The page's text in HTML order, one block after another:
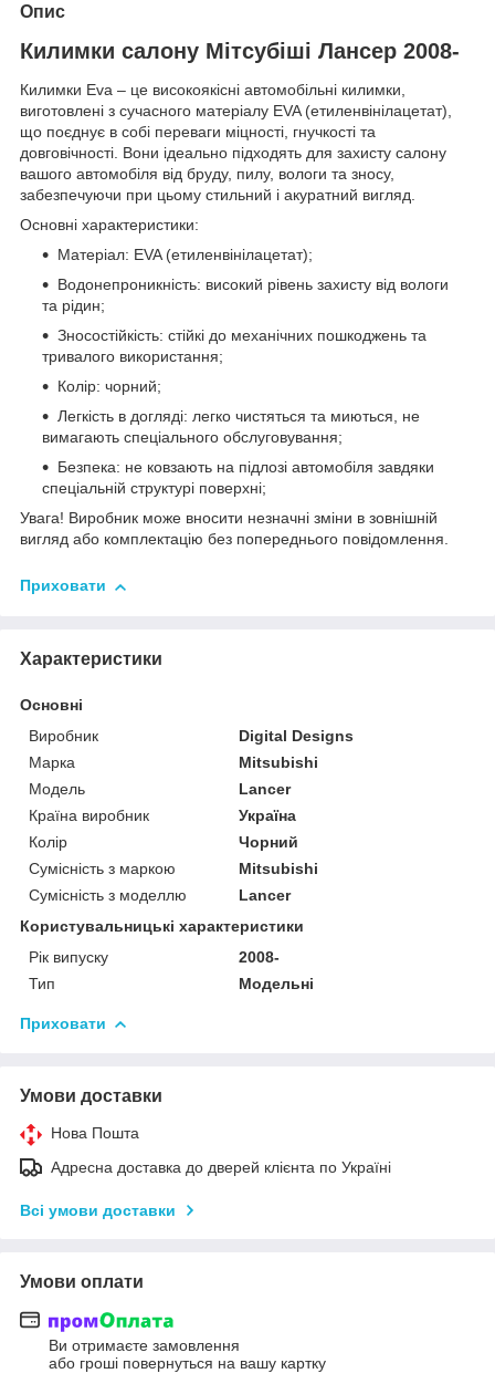
Опис
Килимки салону Мітсубіші Лансер 2008-
Килимки Eva – це високоякісні автомобільні килимки,
виготовлені з сучасного матеріалу EVA (етиленвінілацетат),
що поєднує в собі переваги міцності, гнучкості та
довговічності. Вони ідеально підходять для захисту салону
вашого автомобіля від бруду, пилу, вологи та зносу,
забезпечуючи при цьому стильний і акуратний вигляд.
Основні характеристики:
Матеріал: EVA (етиленвінілацетат);
Водонепроникність: високий рівень захисту від вологи
та рідин;
Зносостійкість: стійкі до механічних пошкоджень та
тривалого використання;
Колір: чорний;
Легкість в догляді: легко чистяться та миються, не
вимагають спеціального обслуговування;
Безпека: не ковзають на підлозі автомобіля завдяки
спеціальній структурі поверхні;
Увага! Виробник може вносити незначні зміни в зовнішній
вигляд або комплектацію без попереднього повідомлення.
Приховати
Характеристики
Основні
Виробник
Digital Designs
Марка
Mitsubishi
Модель
Lancer
Країна виробник
Україна
Колір
Чорний
Сумісність з маркою
Mitsubishi
Сумісність з моделлю
Lancer
Користувальницькі характеристики
Рік випуску
2008-
Тип
Модельні
Приховати
Умови доставки
Нова Пошта
Адресна доставка до дверей клієнта по Україні
Всі умови доставки
Умови оплати
Ви отримаєте замовлення
або гроші повернуться на вашу картку